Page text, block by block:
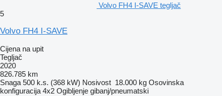
Volvo FH4 I-SAVE tegljač
5
Volvo FH4 I-SAVE
Cijena na upit
Tegljač
2020
826.785 km
Snaga 500 k.s. (368 kW) Nosivost 18.000 kg Osovinska
konfiguracija 4x2 Ogibljenje gibanj/pneumatski